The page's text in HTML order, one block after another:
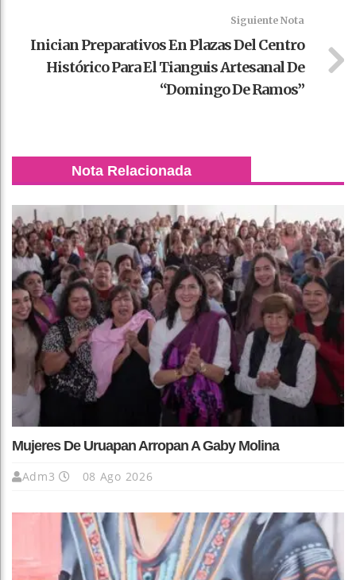
Siguiente Nota
Inician Preparativos En Plazas Del Centro
Histórico Para El Tianguis Artesanal De
“Domingo De Ramos”
Nota Relacionada
Mujeres De Uruapan Arropan A Gaby Molina
Adm3 08 Ago 2026